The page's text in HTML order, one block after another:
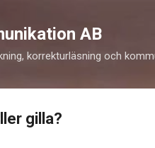
AB
korrekturläsning och
gilla?